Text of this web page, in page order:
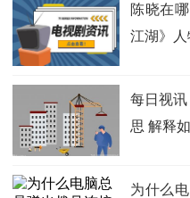
陈晓在
江湖》
每日视
思 解释
为什么